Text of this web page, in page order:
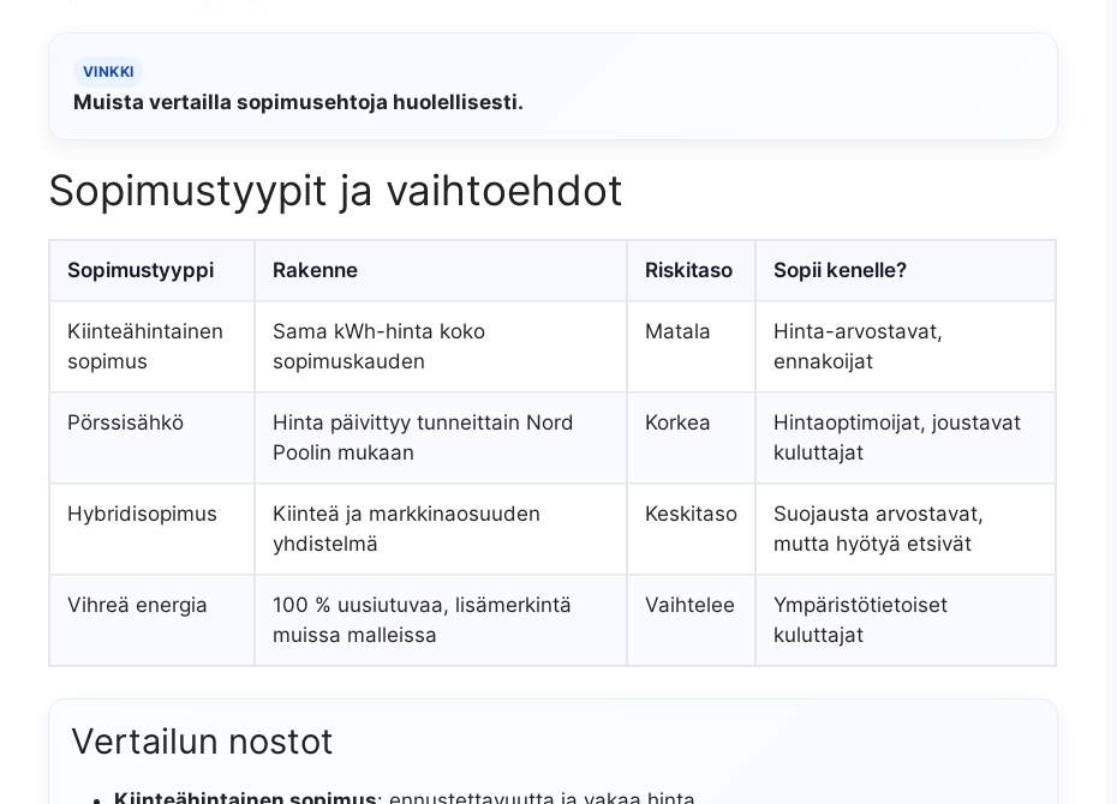
VINKKI
Muista vertailla sopimusehtoja huolellisesti.
Sopimustyypit ja vaihtoehdot
Sopimustyyppi Rakenne Riskitaso Sopii kenelle?
Kiinteähintainen
sopimus
Sama kWh-hinta koko
sopimuskauden
Matala
Hinta-arvostavat,
ennakoijat
Pörssisähkö
Hinta päivittyy tunneittain Nord
Poolin mukaan
Korkea
Hintaoptimoijat, joustavat
kuluttajat
Hybridisopimus
Kiinteä ja markkinaosuuden
yhdistelmä
Keskitaso
Suojausta arvostavat,
mutta hyötyä etsivät
Vihreä energia
100 % uusiutuvaa, lisämerkintä
muissa malleissa
Vaihtelee
Ympäristötietoiset
kuluttajat
Vertailun nostot